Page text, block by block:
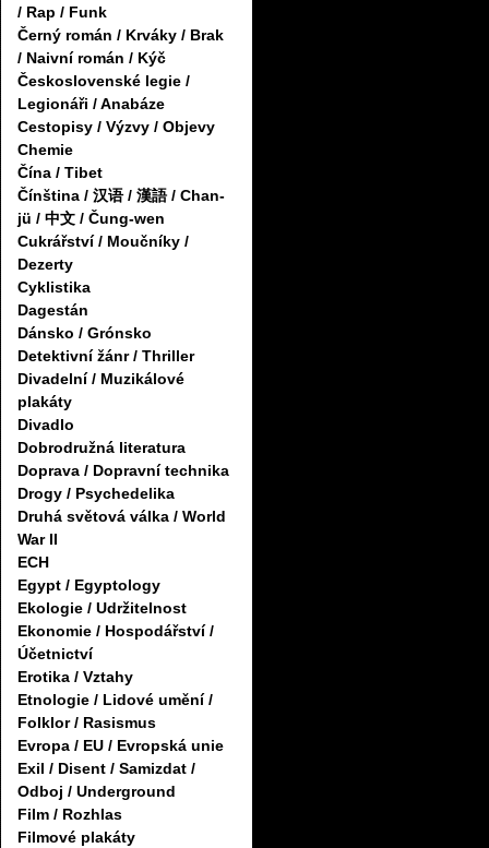
/ Rap / Funk
Černý román / Krváky / Brak
/ Naivní román / Kýč
Československé legie /
Legionáři / Anabáze
Cestopisy / Výzvy / Objevy
Chemie
Čína / Tibet
Čínština / 汉语 / 漢語 / Chan-
jü / 中文 / Čung-wen
Cukrářství / Moučníky /
Dezerty
Cyklistika
Dagestán
Dánsko / Grónsko
Detektivní žánr / Thriller
Divadelní / Muzikálové
plakáty
Divadlo
Dobrodružná literatura
Doprava / Dopravní technika
Drogy / Psychedelika
Druhá světová válka / World
War II
ECH
Egypt / Egyptology
Ekologie / Udržitelnost
Ekonomie / Hospodářství /
Účetnictví
Erotika / Vztahy
Etnologie / Lidové umění /
Folklor / Rasismus
Evropa / EU / Evropská unie
Exil / Disent / Samizdat /
Odboj / Underground
Film / Rozhlas
Filmové plakáty